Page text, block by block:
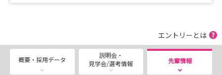
【第1回】 ８月 ６日（木）13:30～14:30 残席0⃣
【第2回】 ８月 ７日（金）13:30～14:30 残席0⃣
【第3回】 ８月１０日（月）13:30～14:30 残席0⃣
エントリーとは
概要・採用データ
説明会・
見学会/選考情報
先輩情報